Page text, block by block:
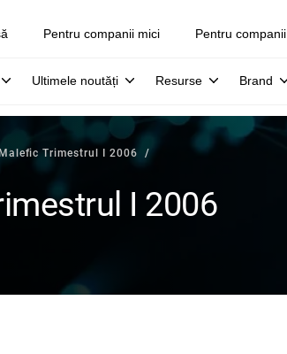
Pentru companii mici Pentru companii
Ultimele noutăți Resurse Brand
Trimestrul I 2006
I 2006